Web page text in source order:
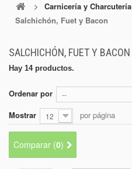
ALIMENTACIÓN
REFRESCOS
CONGELADOS
BODEGA
> Carnicería y Charcutería
Salchichón, Fuet y Bacon
SALCHICHÓN, FUET Y BACON
Hay 14 productos.
Ordenar por --
Mostrar 12 por página
Comparar (0)